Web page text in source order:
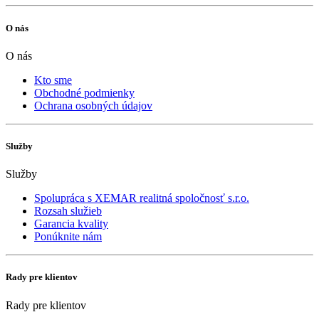
O nás
O nás
Kto sme
Obchodné podmienky
Ochrana osobných údajov
Služby
Služby
Spolupráca s XEMAR realitná spoločnosť s.r.o.
Rozsah služieb
Garancia kvality
Ponúknite nám
Rady pre klientov
Rady pre klientov